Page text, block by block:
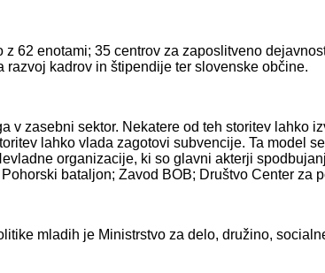
62 enotami; 35 centrov za zaposlitveno
kadrov in štipendije ter slovenske občine.
v zasebni sektor. Nekatere od teh storitev
lahko vlada zagotovi subvencije. Ta model
organizacije, ki so glavni akterji
bataljon; Zavod BOB; Društvo Center za
mladih je Ministrstvo za delo, družino,